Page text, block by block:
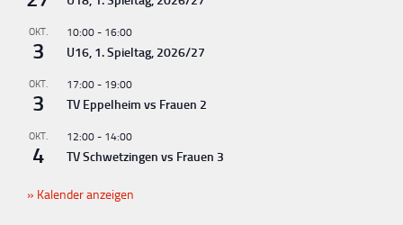
OKT.
3
10:00 - 16:00
U16, 1. Spieltag, 2026/27
OKT.
3
17:00 - 19:00
TV Eppelheim vs Frauen 2
OKT.
4
12:00 - 14:00
TV Schwetzingen vs Frauen 3
Kalender anzeigen